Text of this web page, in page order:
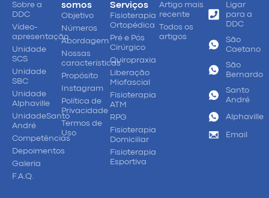
Sobre a
DDC
Vídeo-
apresentação
Unidade
SCS
Unidade
SBC
Unidade
Alphaville
UnidadeSanto
André
Competências
Depoimentos
Galeria
F.A.Q.
somos
Objetivo
Números
Abordagem
Nossas
características
Propósito
Instagram
Política de
Privacidade
Termos de
Uso
Serviços
Fisioterapia
Ortopédica
Pré e Pós
Cirúrgico
Quiropraxia
Liberação
Miofascial
Fisioterapia
ATM
RPG
Fisioterapia
Domiciliar
Fisioterapia
Esportiva
Artigo mais
recente
Todos os
artigos
Ligar
para a
DDC
São
Caetano
São
Bernardo
Santo
André
Alphaville
Email